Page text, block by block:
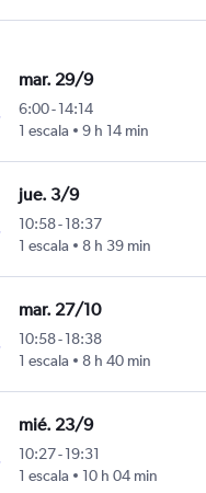
mar. 29/9
6:00-14:14
1 escala
9 h 14 min
jue. 3/9
10:58-18:37
1 escala
8 h 39 min
mar. 27/10
10:58-18:38
1 escala
8 h 40 min
mié. 23/9
10:27-19:31
1 escala
10 h 04 min